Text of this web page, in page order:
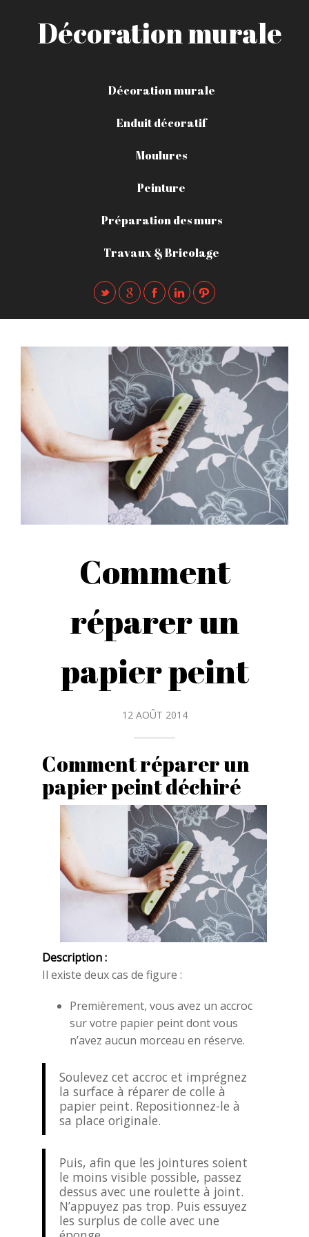
Décoration murale
Décoration murale
Enduit décoratif
Moulures
Peinture
Préparation des murs
Travaux & Bricolage
Comment
réparer un
papier peint
12 AOÛT 2014
Comment réparer un
papier peint déchiré
Description :
Il existe deux cas de figure :
Premièrement, vous avez un accroc
sur votre papier peint dont vous
n’avez aucun morceau en réserve.
Soulevez cet accroc et imprégnez
la surface à réparer de colle à
papier peint. Repositionnez-le à
sa place originale.
Puis, afin que les jointures soient
le moins visible possible, passez
dessus avec une roulette à joint.
N’appuyez pas trop. Puis essuyez
les surplus de colle avec une